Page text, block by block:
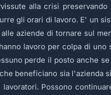
alla crisi
gli orari di lavoro. E' un
aziende di tornare sul
lavoro per colpa di uno
perde il posto anche
beneficiano sia l'azienda
Possono